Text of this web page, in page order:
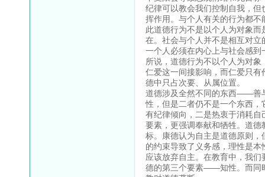
纪律可以教会我们控制自我，
挥作用。与个人有关的行为都
此道德行为不是以个人为对象
在。社会与个人并不是相互对
一个人必须在内心上与社会感
所说，道德行为不以个人为对
仁爱这一间接影响，而仁爱只
德中只占次要、从属位置。
道德涉及全然不同的东西——善
性，但是二者仍不是一个东西
有纪律倾向，二是热衷于消耗
要素，更强调奉献和牺牲。道
标。康德认为自主是道德原则
的约束导致了义务感，理性是
应该放弃自主。在教育中，我
德的第三个要素——知性。而同